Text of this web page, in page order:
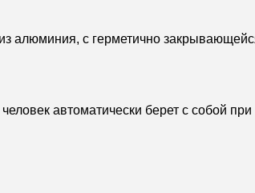
алюминия, с герметично
автоматически берет с собой